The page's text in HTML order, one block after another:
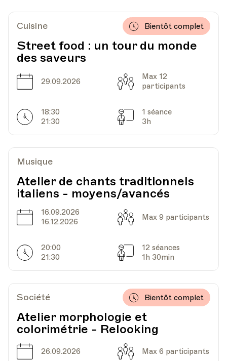
Cuisine
Street food : un tour du monde
des saveurs
Bientôt complet
Date
29.09.2026 Capacité
Max 12
participants
Horarires
18:30
21:30
Séances
1 séance
3h
Musique
Atelier de chants traditionnels
italiens - moyens/avancés
Date
16.09.2026
16.12.2026
Capacité
Max 9 participants
Horarires
20:00
21:30
Séances
12 séances
1h 30min
Société
Atelier morphologie et
colorimétrie - Relooking
Bientôt complet
Date
26.09.2026 Capacité
Max 6 participants